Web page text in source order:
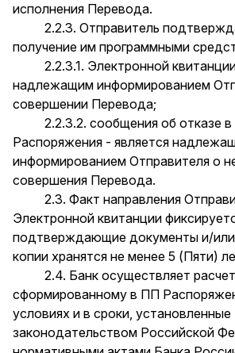
исполнения Перевода.
2.2.3. Отправитель
получение им программными
2.2.3.1. Электронной
надлежащим информированием
совершении Перевода;
2.2.3.2. сообщения об отказе в
Распоряжения - является
информированием Отправителя о
совершения Перевода.
2.3. Факт направления
Электронной квитанции
подтверждающие документы и/или
копии хранятся не менее 5 (Пяти)
2.4. Банк осуществляет
сформированному в ПП
условиях и в сроки, установленные
законодательством Российской